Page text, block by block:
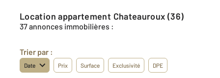
Location appartement Chateauroux (36)
37 annonces immobilières :
Trier par :
Date Prix Surface Exclusivité DPE